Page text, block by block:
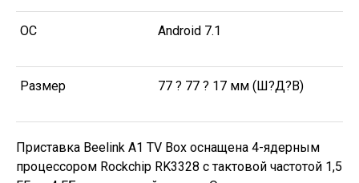
ОС Android 7.1
Размер 77 ? 77 ? 17 мм (Ш?Д?В)
Приставка Beelink A1 TV Box оснащена 4-ядерным
процессором Rockchip RK3328 с тактовой частотой 1,5